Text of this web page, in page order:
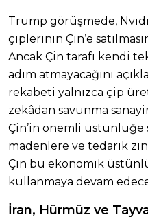
Trump görüşmede,
çiplerinin Çin’e
Ancak Çin tarafı kendi
adım atmayacağını
rekabeti yalnızca çip
zekâdan savunma
Çin’in önemli
madenlere ve tedarik
Çin bu ekonomik
kullanmaya devam
İran, Hürmüz ve